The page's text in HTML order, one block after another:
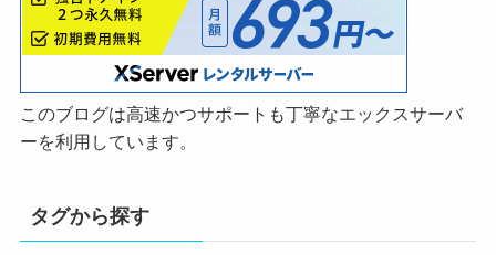
このブログは高速かつサポートも丁寧なエックスサーバ
ーを利用しています。
タグから探す